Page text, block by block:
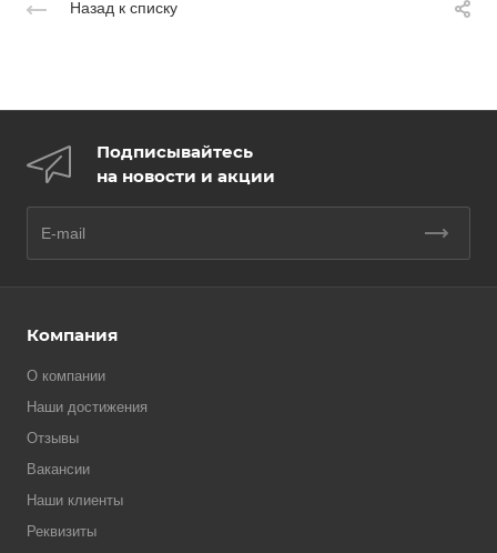
Назад к списку
Подписывайтесь
на новости и акции
Компания
О компании
Наши достижения
Отзывы
Вакансии
Наши клиенты
Реквизиты